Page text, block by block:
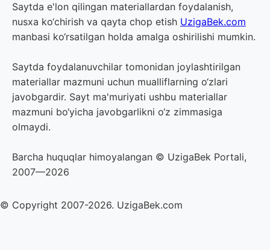
Saytda e'lon qilingan materiallardan foydalanish,
nusxa ko‘chirish va qayta chop etish UzigaBek.com
manbasi ko‘rsatilgan holda amalga oshirilishi mumkin.
Saytda foydalanuvchilar tomonidan joylashtirilgan
materiallar mazmuni uchun mualliflarning o‘zlari
javobgardir. Sayt ma'muriyati ushbu materiallar
mazmuni bo‘yicha javobgarlikni o‘z zimmasiga
olmaydi.
Barcha huquqlar himoyalangan © UzigaBek Portali,
2007—2026
© Copyright 2007-2026. UzigaBek.com